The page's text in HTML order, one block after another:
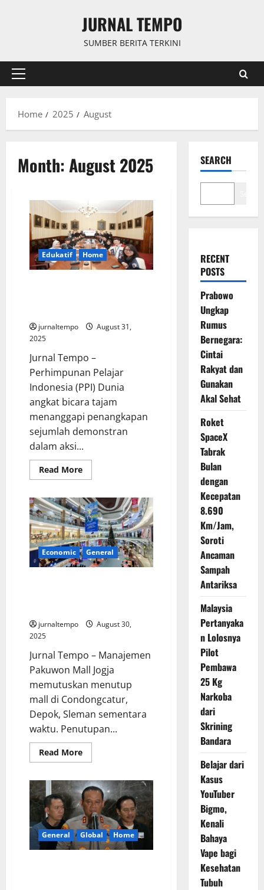
JURNAL TEMPO
SUMBER BERITA TERKINI
Primary
Home
2025 August
Month:August 2025
Edukatif Home
jurnaltempo
August 31,
2025
Jurnal Tempo –
Perhimpunan Pelajar
Indonesia (PPI) Dunia
angkat bicara tajam
menanggapi penangkapan
sejumlah demonstran
dalam aksi...
Read MoreRead
more
Dunia
Serukan
Pemerintah
Tegas
Jaga
Demokrasi
dan
Keadilan
Economic General
jurnaltempo
August 30,
2025
Jurnal Tempo – Manajemen
Pakuwon Mall Jogja
memutuskan menutup
mall di Condongcatur,
Depok, Sleman sementara
waktu. Penutupan...
Read MoreRead
more
Mall
Jogja
Tutup
Sementara
Usai
Ricuh
di
Depan
Mapolda
General Global Home
SEARCH
RECENT
POSTS
Prabowo
Ungkap
Rumus
Bernegara:
Cintai
Rakyat dan
Gunakan
Akal Sehat
Roket
SpaceX
Tabrak
Bulan
dengan
Kecepatan
8.690
Km/Jam,
Soroti
Ancaman
Sampah
Antariksa
Malaysia
Pertanyaka
n Lolosnya
Pilot
Pembawa
25 Kg
Narkoba
dari
Skrining
Bandara
Belajar dari
Kasus
YouTuber
Bigmo,
Kenali
Bahaya
Vape bagi
Kesehatan
Tubuh